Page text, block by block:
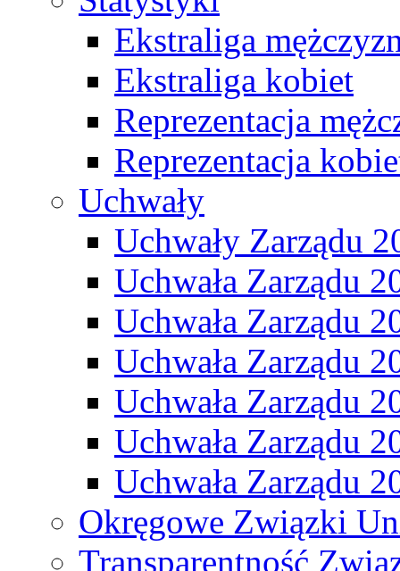
Ekstraliga
Ekstraliga kobiet
Reprezentacja
Reprezentacja
Uchwały
Uchwały Zarządu
Uchwała Zarządu
Uchwała Zarządu
Uchwała Zarządu
Uchwała Zarządu
Uchwała Zarządu
Uchwała Zarządu
Okręgowe Związki
Transparentność